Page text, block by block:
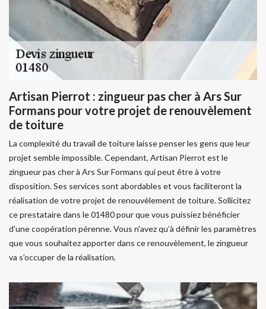
Artisan Pierrot : zingueur pas cher à Ars Sur
Formans pour votre projet de renouvèlement
de toiture
La complexité du travail de toiture laisse penser les gens que leur
projet semble impossible. Cependant, Artisan Pierrot est le
zingueur pas cher à Ars Sur Formans qui peut être à votre
disposition. Ses services sont abordables et vous faciliteront la
réalisation de votre projet de renouvèlement de toiture. Sollicitez
ce prestataire dans le 01480 pour que vous puissiez bénéficier
d'une coopération pérenne. Vous n’avez qu’à définir les paramètres
que vous souhaitez apporter dans ce renouvèlement, le zingueur
va s’occuper de la réalisation.